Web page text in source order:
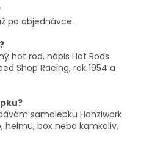
po objednávce.
hot rod, nápis Hot Rods
Shop Racing, rok 1954 a
samolepku Hanziwork
box nebo kamkoliv,